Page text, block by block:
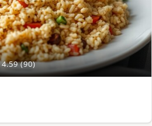
4.59 (90)